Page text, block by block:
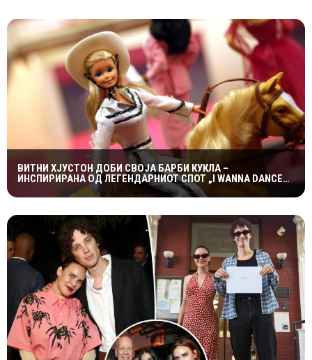
ВИТНИ ХЈУСТОН ДОБИ СВОЈА БАРБИ КУКЛА –
ИНСПИРИРАНА ОД ЛЕГЕНДАРНИОТ СПОТ „I WANNA DANCE
WITH SOMEBODY“